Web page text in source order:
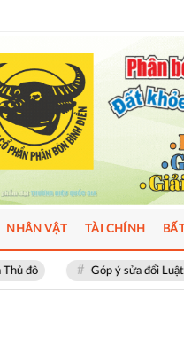
ý sửa đổi Luật Kinh doanh bất
NHÂN VẬT TÀI CHÍNH